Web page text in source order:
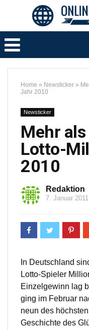
Home » Newsticker »
Jahr 2010
Newsticker
Mehr
Lotto-
2010
Redaktion
7. Januar 2011
In Deutschland
Lotto-Spieler
Einzelgewinn lag
ging im Februar
neun des
Geschichte des